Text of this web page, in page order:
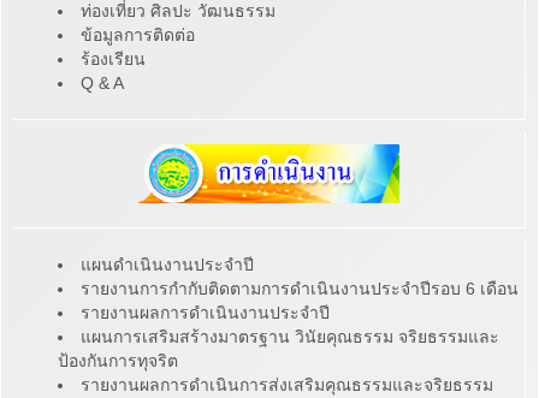
ท่องเที่ยว ศิลปะ วัฒนธรรม
ข้อมูลการติดต่อ
ร้องเรียน
Q & A
แผนดำเนินงานประจำปี
รายงานการกำกับติดตามการดำเนินงานประจำปีรอบ 6 เดือน
รายงานผลการดำเนินงานประจำปี
แผนการเสริมสร้างมาตรฐาน วินัยคุณธรรม จริยธรรมและ
ป้องกันการทุจริต
รายงานผลการดำเนินการส่งเสริมคุณธรรมและจริยธรรม